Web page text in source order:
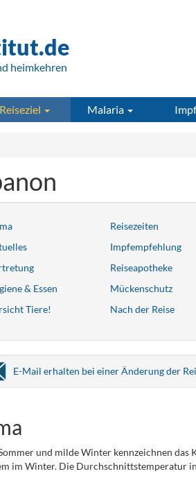
heimkehren
Malaria
Reisezeiten
Impfempfehlung
Reiseapotheke
& Essen
Mückenschutz
Tiere!
Nach der Reise
E-Mail erhalten bei einer Änderung der
und milde Winter kennzeichnen das
im Winter. Die Durchschnittstemperatur